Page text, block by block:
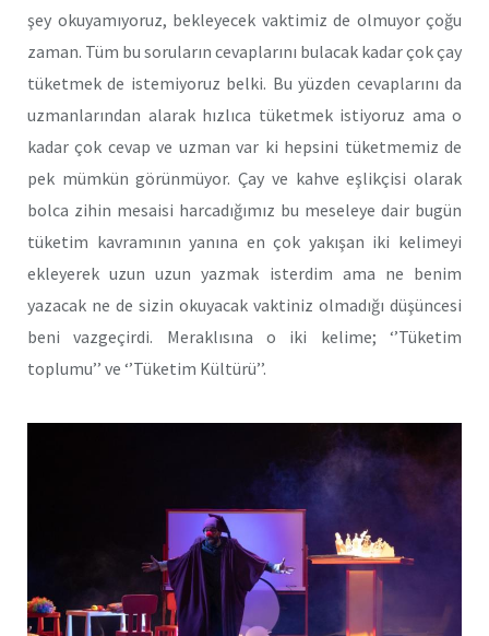
şey okuyamıyoruz, bekleyecek vaktimiz de olmuyor çoğu
zaman. Tüm bu soruların cevaplarını bulacak kadar çok çay
tüketmek de istemiyoruz belki. Bu yüzden cevaplarını da
uzmanlarından alarak hızlıca tüketmek istiyoruz ama o
kadar çok cevap ve uzman var ki hepsini tüketmemiz de
pek mümkün görünmüyor. Çay ve kahve eşlikçisi olarak
bolca zihin mesaisi harcadığımız bu meseleye dair bugün
tüketim kavramının yanına en çok yakışan iki kelimeyi
ekleyerek uzun uzun yazmak isterdim ama ne benim
yazacak ne de sizin okuyacak vaktiniz olmadığı düşüncesi
beni vazgeçirdi. Meraklısına o iki kelime; ‘’Tüketim
toplumu’’ ve ‘’Tüketim Kültürü’’.